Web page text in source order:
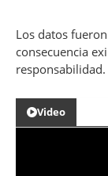
Los datos
consecuencia
responsabilidad.
Video